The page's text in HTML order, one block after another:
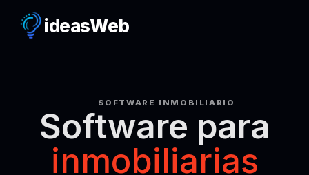
ideasWeb
SOFTWARE INMOBILIARIO
Software para
inmobiliarias